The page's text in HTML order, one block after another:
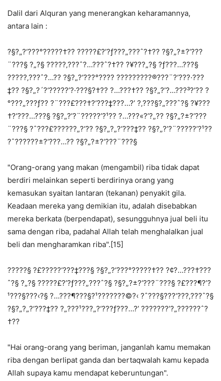
Dalil dari Alquran yang menerangkan keharamannya,
antara lain :
?§?„?‘???°?????†?? ?????£?’?ƒ???„???ˆ?†?? ?§?„?±?‘???
¨???§ ?„?§ ?????‚???ˆ?…???ˆ?†?? ?¥???„?§ ?ƒ???…???§
?????‚???ˆ?…?? ?§?„?‘???°???? ?????????®???¨?‘???·???
‡?? ?§?„?´?‘?????’?·???§?†?? ?…???†?? ?§?„?’?…???³?‘?? ?
°???„???ƒ?? ?¨???£???†?‘???‡???…?’ ?‚???§?„???ˆ?§ ?¥???
†?‘???…???§ ?§?„?’?¨?????’?¹?? ?…???«?’?„?? ?§?„?±?‘???
¨???§ ?ˆ???£???­???„?‘?? ?§?„?„?‘???‡?? ?§?„?’?¨?????’?¹??
?ˆ???­???±?‘???…?? ?§?„?±?‘???¨???§
"Orang-orang yang makan (mengambil) riba tidak dapat
berdiri melainkan seperti berdirinya orang yang
kemasukan syaitan lantaran (tekanan) penyakit gila.
Keadaan mereka yang demikian itu, adalah disebabkan
mereka berkata (berpendapat), sesungguhnya jual beli itu
sama dengan riba, padahal Allah telah menghalalkan jual
beli dan mengharamkan riba".[15]
?????§ ?£?????‘???‡???§ ?§?„?‘???°?????†?? ?¢?…???†???
ˆ?§ ?„?§ ?????£?’?ƒ???„???ˆ?§ ?§?„?±?‘???¨???§ ?£???¶?’?
¹???§???‹?§ ?…???¶???§?¹???????©?‹ ?ˆ???§???‘???‚???ˆ?§
?§?„?„?‘???‡?? ?„???¹???„?‘???ƒ???…?’ ???????’?„???­???ˆ?
†??
"Hai orang-orang yang beriman, janganlah kamu memakan
riba dengan berlipat ganda dan bertaqwalah kamu kepada
Allah supaya kamu mendapat keberuntungan".